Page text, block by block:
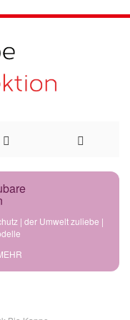
| der Umwelt zuliebe |